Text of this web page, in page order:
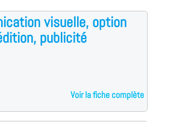
visuelle, option
publicité
Voir la fiche complète